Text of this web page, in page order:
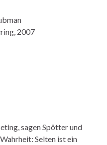
2007
sagen Spötter und
Selten ist ein